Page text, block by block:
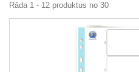
Rāda 1 - 12 produktus no 30